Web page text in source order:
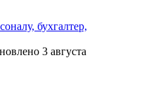
бухгалтер,
3 августа